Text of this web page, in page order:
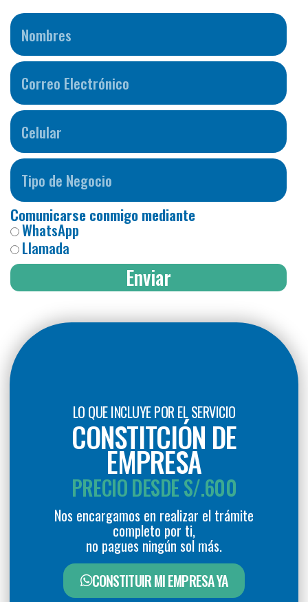
Comunicarse conmigo mediante
WhatsApp
Llamada
Enviar
LO QUE INCLUYE POR EL SERVICIO
CONSTITCIÓN DE
EMPRESA
PRECIO DESDE S/.600
Nos encargamos en realizar el trámite
completo por ti,
no pagues ningún sol más.
CONSTITUIR MI EMPRESA YA